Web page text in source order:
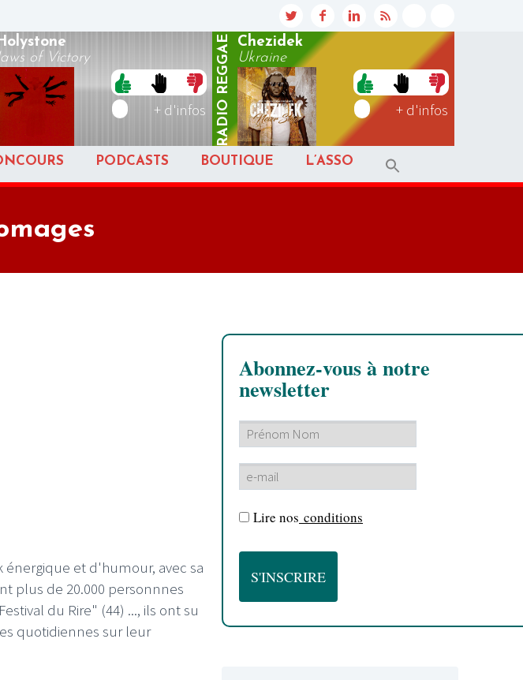
of Victory
+ d'infos RADIO
REGGAE
Chezidek
Ukraine
+ d'infos
PODCASTS BOUTIQUE L’ASSO
énergique et d'humour, avec sa
plus de 20.000 personnnes
du Rire" (44) ..., ils ont su
quotidiennes sur leur
Abonnez-vous à notre
newsletter
Lire nos conditions